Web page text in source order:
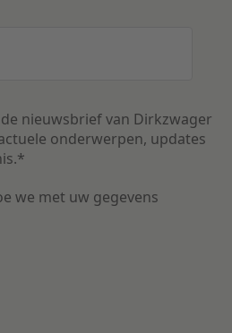
nieuwsbrief van Dirkzwager
onderwerpen, updates
*
we met uw gegevens